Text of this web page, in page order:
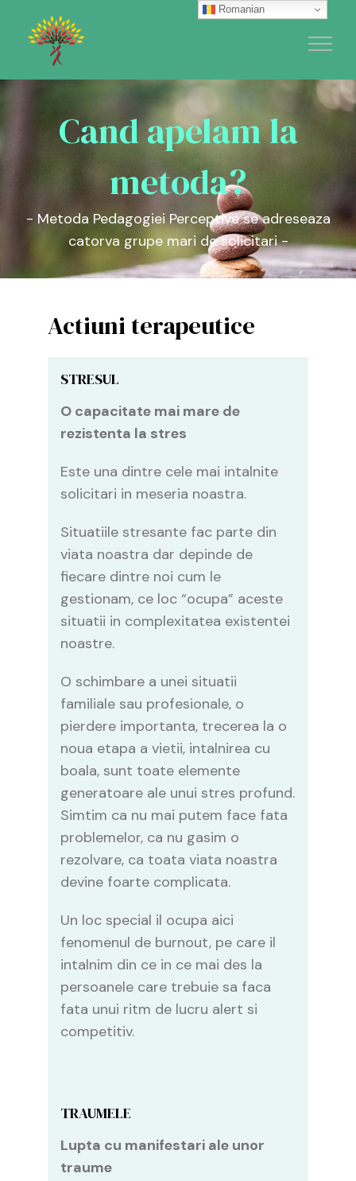
content
Cand apelam la
metoda?
- Metoda Pedagogiei Perceptive se adreseaza
catorva grupe mari de solicitari -
Actiuni terapeutice
STRESUL
O capacitate mai mare de
rezistenta la stres
Este una dintre cele mai intalnite
solicitari in meseria noastra.
Situatiile stresante fac parte din
viata noastra dar depinde de
fiecare dintre noi cum le
gestionam, ce loc “ocupa” aceste
situatii in complexitatea existentei
noastre.
O schimbare a unei situatii
familiale sau profesionale, o
pierdere importanta, trecerea la o
noua etapa a vietii, intalnirea cu
boala, sunt toate elemente
generatoare ale unui stres profund.
Simtim ca nu mai putem face fata
problemelor, ca nu gasim o
rezolvare, ca toata viata noastra
devine foarte complicata.
Un loc special il ocupa aici
fenomenul de burnout, pe care il
intalnim din ce in ce mai des la
persoanele care trebuie sa faca
fata unui ritm de lucru alert si
competitiv.
TRAUMELE
Lupta cu manifestari ale unor
traume
Romanian